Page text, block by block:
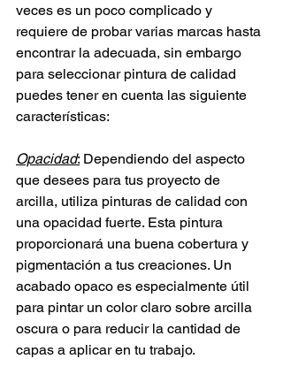
veces es un poco complicado y
requiere de probar varias marcas hasta
encontrar la adecuada, sin embargo
para seleccionar pintura de calidad
puedes tener en cuenta las siguiente
características:
Opacidad: Dependiendo del aspecto
que desees para tus proyecto de
arcilla, utiliza pinturas de calidad con
una opacidad fuerte. Esta pintura
proporcionará una buena cobertura y
pigmentación a tus creaciones. Un
acabado opaco es especialmente útil
para pintar un color claro sobre arcilla
oscura o para reducir la cantidad de
capas a aplicar en tu trabajo.